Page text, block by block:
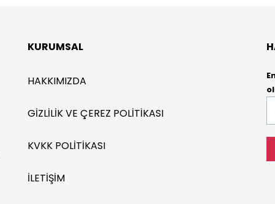
KURUMSAL
HAKKIMIZDA
GIZLILIK VE ÇEREZ POLITIKASI
KVKK POLITIKASI
İLETIŞIM